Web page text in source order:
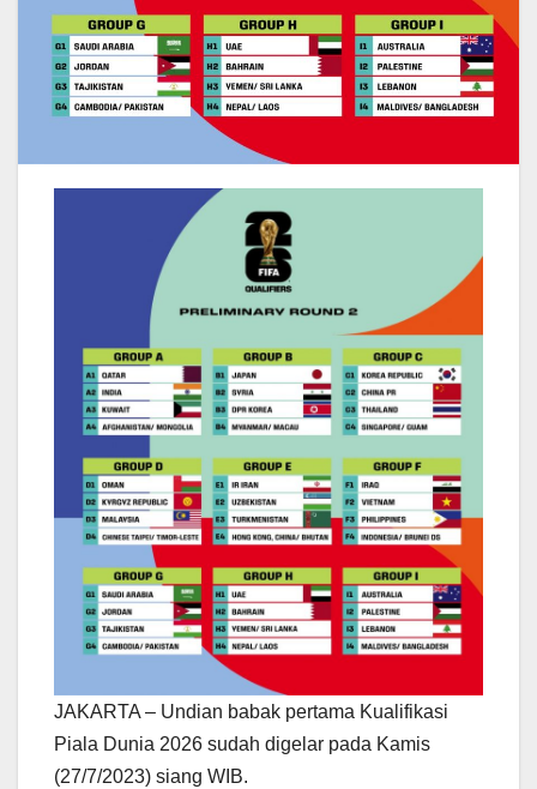
JAKARTA – Undian babak pertama Kualifikasi
Piala Dunia 2026 sudah digelar pada Kamis
(27/7/2023) siang WIB.